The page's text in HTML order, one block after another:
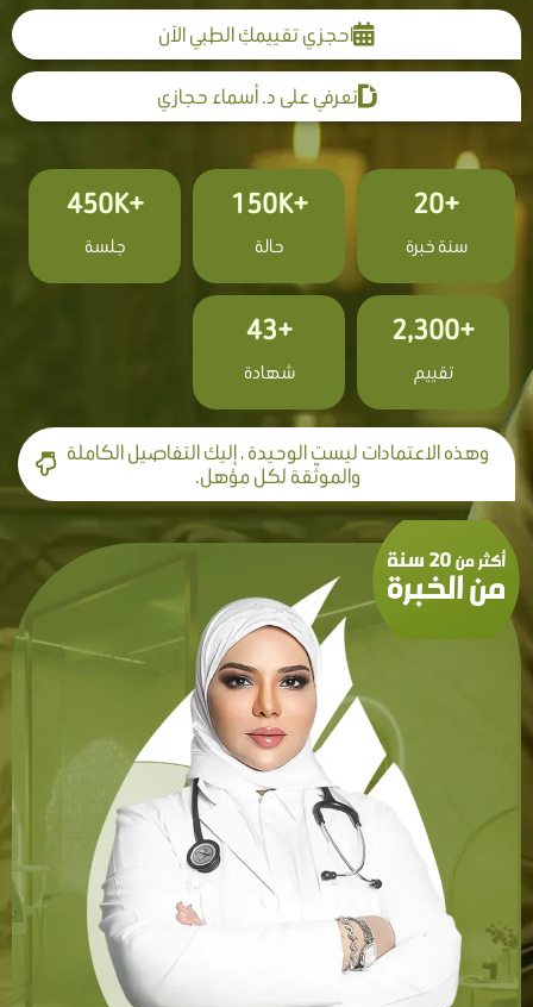
احجزي تقييمكِ الطبي الآن
تعرفي على د. أسماء حجازي
+20
سنة خبرة
+150K
حالة
+450K
جلسة
+2,300
تقييم
+43
شهادة
وهذه الاعتمادات ليست الوحيدة ، إليك التفاصيل الكاملة
والموثّقة لكل مؤهل.